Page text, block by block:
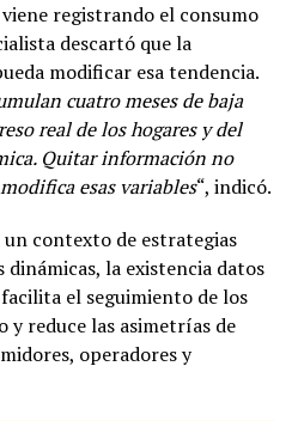
registrando el consumo
descartó que la
modificar esa tendencia.
cuatro meses de baja
real de los hogares y del
Quitar información no
esas variables“, indicó.
contexto de estrategias
dinámicas, la existencia datos
el seguimiento de los
y reduce las asimetrías de
operadores y